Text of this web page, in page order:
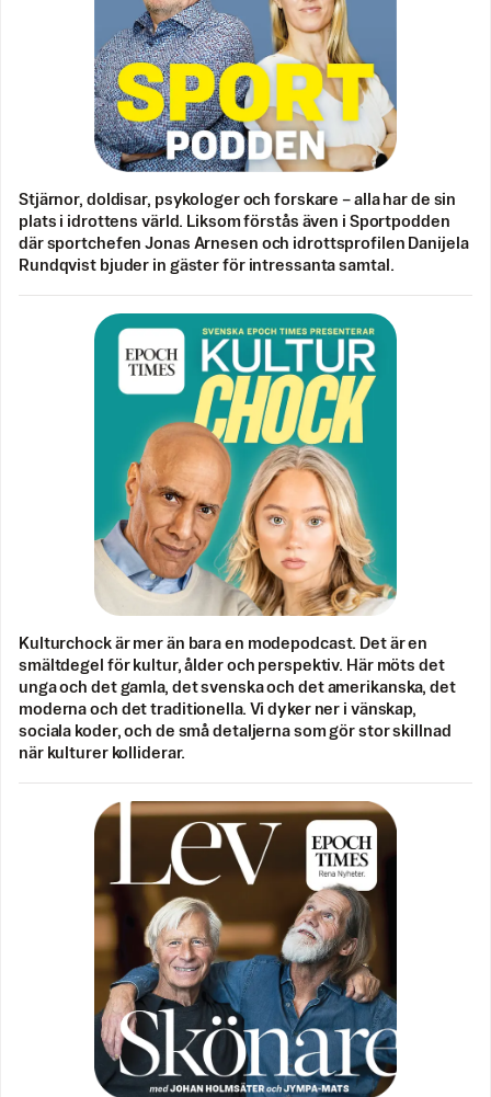
Stjärnor, doldisar, psykologer och forskare – alla har de sin
plats i idrottens värld. Liksom förstås även i Sportpodden
där sportchefen Jonas Arnesen och idrottsprofilen Danijela
Rundqvist bjuder in gäster för intressanta samtal.
Kulturchock är mer än bara en modepodcast. Det är en
smältdegel för kultur, ålder och perspektiv. Här möts det
unga och det gamla, det svenska och det amerikanska, det
moderna och det traditionella. Vi dyker ner i vänskap,
sociala koder, och de små detaljerna som gör stor skillnad
när kulturer kolliderar.